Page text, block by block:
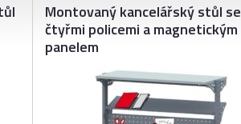
Montovaný kancelářský stůl se
čtyřmi policemi a magnetickým
panelem